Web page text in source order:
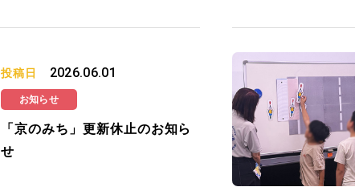
投稿日 2026.06.01
お知らせ
「京のみち」更新休止のお知ら
せ